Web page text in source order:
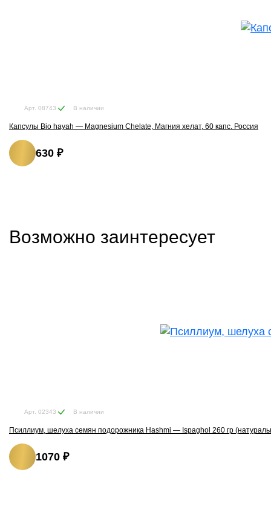
Арт. 08743 В наличии
Капсулы Bio hayah — Magnesium Chelate, Магния хелат, 60 капс. Россия
630 ₽
Возможно заинтересует
Арт. 02343 В наличии
Псиллиум, шелуха семян подорожника Hashmi — Ispaghol 260 гр
1070 ₽